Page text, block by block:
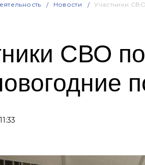
Новости Участники
СВО
11:33